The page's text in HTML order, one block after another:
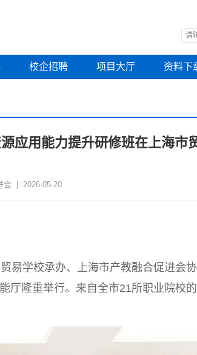
校企招聘 项目大厅 资料下
应用能力提升研修班在上海市
会 2026-05-20
学校承办、上海市产教融合促进会协
厅隆重举行。来自全市21所职业院校